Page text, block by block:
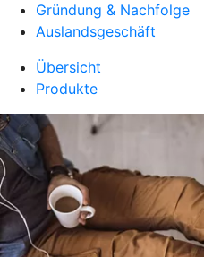
Gründung & Nachfolge
Auslandsgeschäft
Übersicht
Produkte